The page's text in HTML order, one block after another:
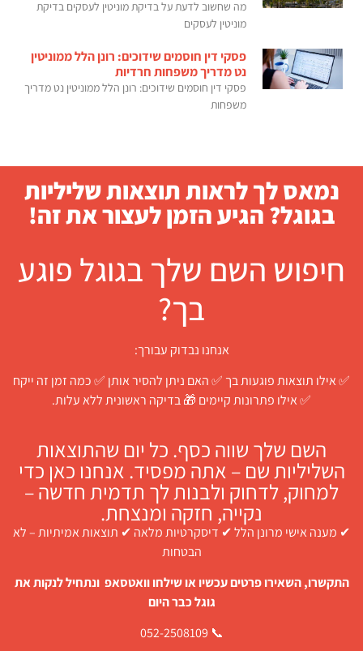
מה שחשוב לדעת על בדיקת מוניטין לעסקים בדיקת
מוניטין לעסקים
פסקי דין חוסמים שידוכים: רונן הלל ממוניטין
נט מדריך משפחות חרדיות
פסקי דין חוסמים שידוכים: רונן הלל ממוניטין נט מדריך
משפחות
נמאס לך לראות תוצאות שליליות
בגוגל? הגיע הזמן לעצור את זה!
חיפוש השם שלך בגוגל פוגע
בך?
אנחנו נבדוק עבורך:
✅ אילו תוצאות פוגעות בך ✅ האם ניתן להסיר אותן ✅ כמה זמן זה ייקח
✅ אילו פתרונות קיימים 🎁 בדיקה ראשונית ללא עלות.
השם שלך שווה כסף. כל יום שהתוצאות
השליליות שם – אתה מפסיד. אנחנו כאן כדי
למחוק, לדחוק ולבנות לך תדמית חדשה –
נקייה, חזקה ומנצחת.
✔ מענה אישי מרונן הלל ✔ דיסקרטיות מלאה ✔ תוצאות אמיתיות – לא
הבטחות
התקשרו, השאירו פרטים עכשיו או שילחו וואטסאפ ונתחיל לנקות את
גוגל כבר היום
📞 052-2508109